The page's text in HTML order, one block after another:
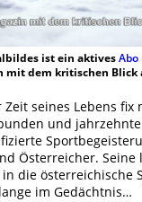
ist ein aktivesAbo
mit dem kritischen
seines Lebens fix
und
Österreicher. Seine
die österreichische
im Gedächtnis…